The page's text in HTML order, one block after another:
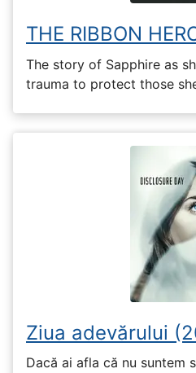
THE RIBBON
The story of Sapphire as
trauma to protect those
Ziua adevărului
Dacă ai afla că nu suntem